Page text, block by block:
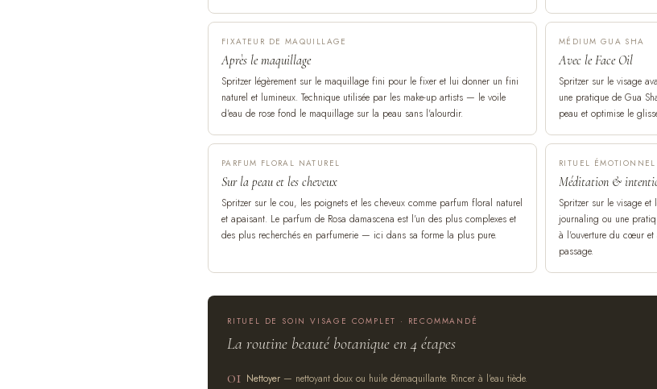
FIXATEUR DE MAQUILLAGE
Après le maquillage
Spritzer légèrement sur le maquillage fini pour le fixer et lui donner un fini
naturel et lumineux. Technique utilisée par les make-up artists — le voile
d'eau de rose fond le maquillage sur la peau sans l'alourdir.
MÉDIUM GUA SHA
Avec le Face Oil
Spritzer sur le visage
une pratique de Gua
peau et optimise le
PARFUM FLORAL NATUREL
Sur la peau et les cheveux
Spritzer sur le cou, les poignets et les cheveux comme parfum floral naturel
et apaisant. Le parfum de Rosa damascena est l'un des plus complexes et
des plus recherchés en parfumerie — ici dans sa forme la plus pure.
RITUEL ÉMOTIONNEL
Méditation &
Spritzer sur le visage et
journaling ou une
à l'ouverture du cœur
passage.
RITUEL DE SOIN VISAGE COMPLET · RECOMMANDÉ
La routine beauté botanique en 4 étapes
01 Nettoyer — nettoyant doux ou huile démaquillante. Rincer à l'eau tiède.